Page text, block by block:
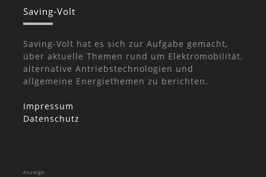
Saving-Volt
Saving-Volt hat es sich zur Aufgabe gemacht,
über aktuelle Themen rund um Elektromobilität,
alternative Antriebstechnologien und
allgemeine Energiethemen zu berichten.
Impressum
Datenschutz
Anzeige: